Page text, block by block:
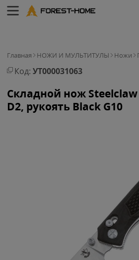
Главная НОЖИ И МУЛЬТИТУЛЫ Ножи
Код: УТ000031063
Складной нож
D2, рукоять Black G10